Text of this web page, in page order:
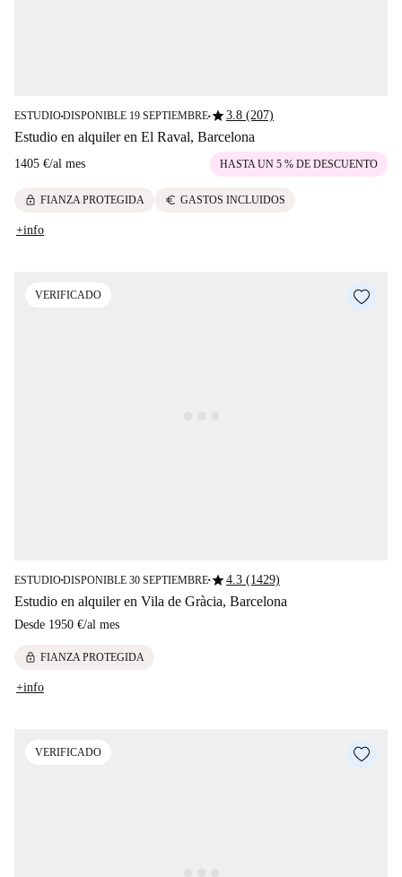
ESTUDIO■DISPONIBLE 19 SEPTIEMBRE■star3.8 (207)
Estudio en alquiler en El Raval, Barcelona
1405 €/al mes HASTA UN 5 % DE DESCUENTO
lock FIANZA PROTEGIDA euro GASTOS INCLUIDOS
+info
VERIFICADO
ESTUDIO■DISPONIBLE 30 SEPTIEMBRE■star4.3 (1429)
Estudio en alquiler en Vila de Gràcia, Barcelona
Desde 1950 €/al mes
lock FIANZA PROTEGIDA
+info
VERIFICADO